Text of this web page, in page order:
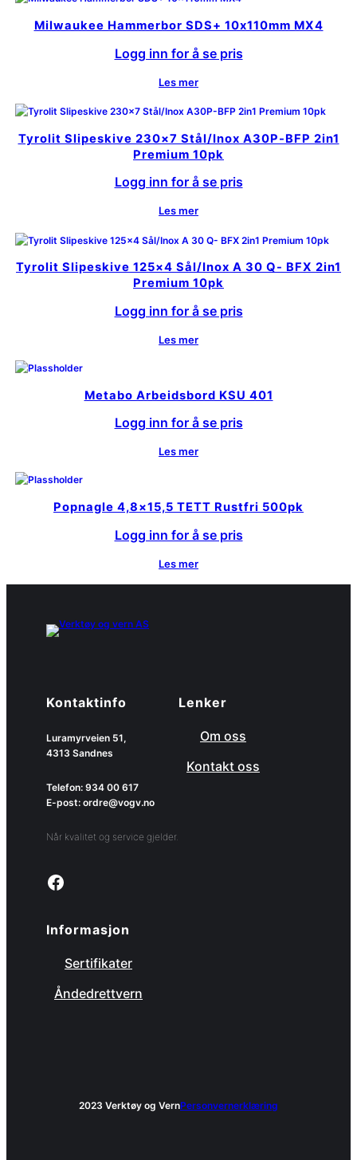
Milwaukee Hammerbor SDS+ 10x110mm MX4
Logg inn for å se pris
Les mer
Tyrolit Slipeskive 230×7 Stål/Inox A30P-BFP 2in1
Premium 10pk
Logg inn for å se pris
Les mer
Tyrolit Slipeskive 125×4 Sål/Inox A 30 Q- BFX 2in1
Premium 10pk
Logg inn for å se pris
Les mer
Metabo Arbeidsbord KSU 401
Logg inn for å se pris
Les mer
Popnagle 4,8×15,5 TETT Rustfri 500pk
Logg inn for å se pris
Les mer
Kontaktinfo
Luramyrveien 51,
4313 Sandnes
Telefon: 934 00 617
E-post: ordre@vogv.no
Når kvalitet og service gjelder.
Link to facebook page
Lenker
Om oss
Kontakt oss
Informasjon
Sertifikater
Åndedrettvern
2023 Verktøy og VernPersonvernerklæring